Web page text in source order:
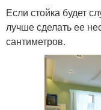
Если стойка будет
лучше сделать ее
сантиметров.